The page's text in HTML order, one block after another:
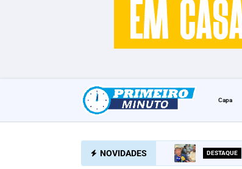
Capa
NOVIDADES DESTAQUE